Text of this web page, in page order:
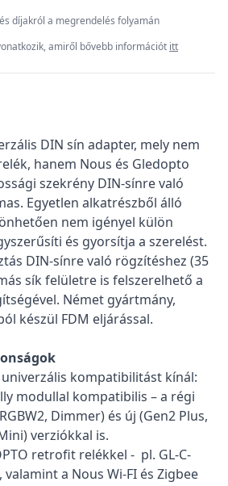
díjakról a megrendelés folyamán
amiről bővebb információt itt
DIN sín adapter, mely nem
hanem Nous és Gledopto
szekrény DIN-sínre való
Egyetlen alkatrészből álló
nem igényel külön
és gyorsítja a szerelést.
DIN-sínre való rögzítéshez (35
sík felületre is felszerelhető a
Német gyártmány,
készül FDM eljárással.
univerzális kompatibilitást kínál:
modullal kompatibilis – a régi
Dimmer) és új (Gen2 Plus,
verziókkal is.
retrofit relékkel - pl. GL-C-
valamint a Nous Wi-FI és Zigbee